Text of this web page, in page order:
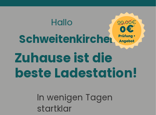
Hallo
Schweitenkirchen
Zuhause ist die
beste Ladestation!
In wenigen Tagen
startklar